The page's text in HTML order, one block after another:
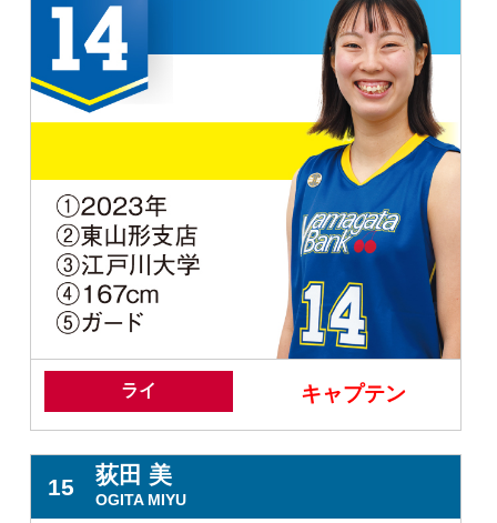
ライ キャプテン
15
荻田 美
OGITA MIYU